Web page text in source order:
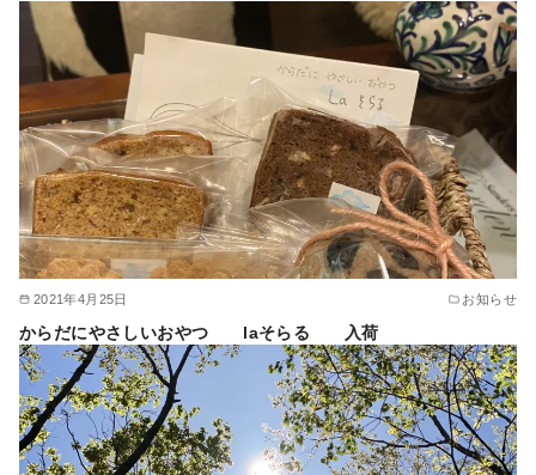
2021年4月25日 お知らせ
からだにやさしいおやつ laそらる 入荷